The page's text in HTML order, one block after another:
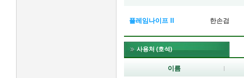
플레임나이프 II 한손검
사용처 (호석)
이름